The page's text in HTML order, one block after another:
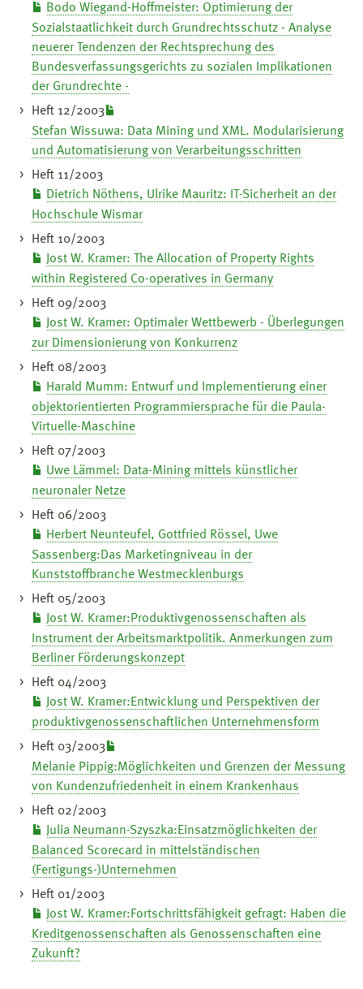
Bodo Wiegand-Hoffmeister: Optimierung der
Sozialstaatlichkeit durch Grundrechtsschutz - Analyse
neuerer Tendenzen der Rechtsprechung des
Bundesverfassungsgerichts zu sozialen Implikationen
der Grundrechte -
Heft 12/2003
Stefan Wissuwa: Data Mining und XML. Modularisierung
und Automatisierung von Verarbeitungsschritten
Heft 11/2003
Dietrich Nöthens, Ulrike Mauritz: IT-Sicherheit an der
Hochschule Wismar
Heft 10/2003
Jost W. Kramer: The Allocation of Property Rights
within Registered Co-operatives in Germany
Heft 09/2003
Jost W. Kramer: Optimaler Wettbewerb - Überlegungen
zur Dimensionierung von Konkurrenz
Heft 08/2003
Harald Mumm: Entwurf und Implementierung einer
objektorientierten Programmiersprache für die Paula-
Virtuelle-Maschine
Heft 07/2003
Uwe Lämmel: Data-Mining mittels künstlicher
neuronaler Netze
Heft 06/2003
Herbert Neunteufel, Gottfried Rössel, Uwe
Sassenberg:Das Marketingniveau in der
Kunststoffbranche Westmecklenburgs
Heft 05/2003
Jost W. Kramer:Produktivgenossenschaften als
Instrument der Arbeitsmarktpolitik. Anmerkungen zum
Berliner Förderungskonzept
Heft 04/2003
Jost W. Kramer:Entwicklung und Perspektiven der
produktivgenossenschaftlichen Unternehmensform
Heft 03/2003
Melanie Pippig:Möglichkeiten und Grenzen der Messung
von Kundenzufriedenheit in einem Krankenhaus
Heft 02/2003
Julia Neumann-Szyszka:Einsatzmöglichkeiten der
Balanced Scorecard in mittelständischen
(Fertigungs-)Unternehmen
Heft 01/2003
Jost W. Kramer:Fortschrittsfähigkeit gefragt: Haben die
Kreditgenossenschaften als Genossenschaften eine
Zukunft?